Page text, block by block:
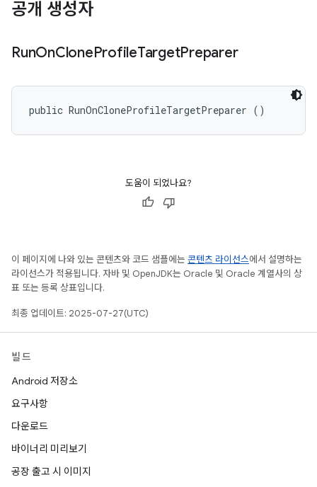
공개 생성자
RunOnCloneProfileTargetPreparer
public RunOnCloneProfileTargetPreparer ()
도움이 되었나요?
이 페이지에 나와 있는 콘텐츠와 코드 샘플에는 콘텐츠 라이선스에서 설명하는
라이선스가 적용됩니다. 자바 및 OpenJDK는 Oracle 및 Oracle 계열사의 상
표 또는 등록 상표입니다.
최종 업데이트: 2025-07-27(UTC)
빌드
Android 저장소
요구사항
다운로드
바이너리 미리보기
공장 출고 시 이미지